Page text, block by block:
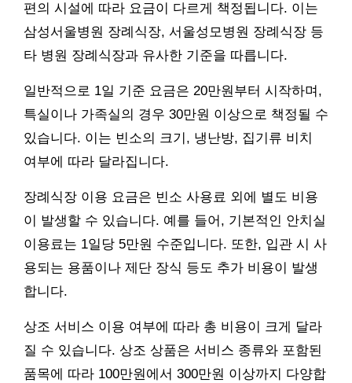
편의 시설에 따라 요금이 다르게 책정됩니다. 이는
삼성서울병원 장례식장, 서울성모병원 장례식장 등
타 병원 장례식장과 유사한 기준을 따릅니다.
일반적으로 1일 기준 요금은 20만원부터 시작하며,
특실이나 가족실의 경우 30만원 이상으로 책정될 수
있습니다. 이는 빈소의 크기, 냉난방, 집기류 비치
여부에 따라 달라집니다.
장례식장 이용 요금은 빈소 사용료 외에 별도 비용
이 발생할 수 있습니다. 예를 들어, 기본적인 안치실
이용료는 1일당 5만원 수준입니다. 또한, 입관 시 사
용되는 용품이나 제단 장식 등도 추가 비용이 발생
합니다.
상조 서비스 이용 여부에 따라 총 비용이 크게 달라
질 수 있습니다. 상조 상품은 서비스 종류와 포함된
품목에 따라 100만원에서 300만원 이상까지 다양합